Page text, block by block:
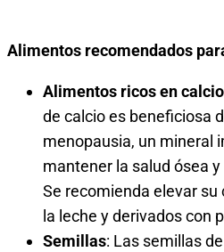
Alimentos recomendados
Alimentos ricos en
de calcio es beneficiosa
menopausia, un mineral
mantener la salud ósea y
Se recomienda elevar
la leche y derivados con
Semillas: Las semillas